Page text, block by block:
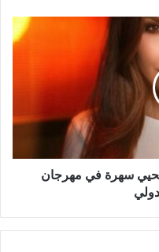
تحيي سهرة في مهرجان